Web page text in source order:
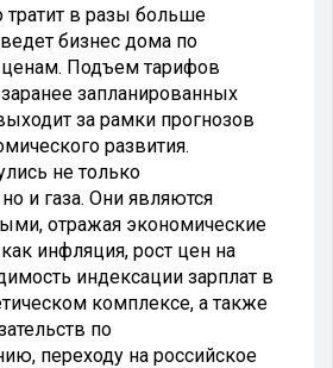
тратит в разы больше
бизнес дома по
Подъем тарифов
запланированных
за рамки прогнозов
развития.
не только
и газа. Они являются
отражая экономические
инфляция, рост цен на
индексации зарплат в
комплексе, а также
по
переходу на российское